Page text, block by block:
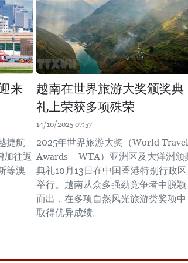
来
捷航
加往返
等澳
越南在世界旅游大奖颁奖典
礼上荣获多项殊荣
14/10/2025 07:57
2025年世界旅游大奖（World Travel
Awards – WTA）亚洲区及大洋洲颁
典礼10月13日在中国香港特别行政区
举行。越南从众多强劲竞争者中脱颖
而出，在多项自然风光旅游类奖项中
取得优异成绩。